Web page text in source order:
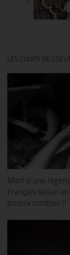
LES COUPS DE
Mort d’une
Français laisse
pourra combler !!